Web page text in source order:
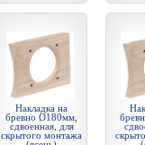
Накладка на
бревно Ø180мм,
сдвоенная, для
скрытого монтажа